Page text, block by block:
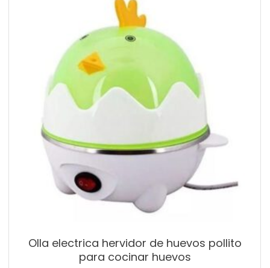
Olla electrica hervidor de huevos pollito
para cocinar huevos